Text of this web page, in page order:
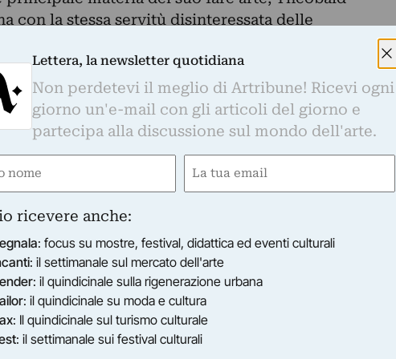
con la stessa servitù disinteressata delle
sia in orizzontale che in verticale servono
ritornelli sacri che aiutano la
La cera d'api serve anche fermare il
suoi dipinti a base di ruggine e nelle sculture
con un “desiderio” d'oro che ha
come 01-6-015 (2015) esprimono la
pittorico dei mandala tradizionali, ma
aiuto meditativo nell’immaginare l'universo.
più sottili di ammassi di stelle nello spazio
nello stesso esitante ma ancora caotico. La
si divide in globuli più piccoli, vibra con una
tempo un punto di ingresso e di messa a
questi spazi potrebbero essere riempiti
l’osservatore può arrivare a concepire questi
un microcosmo della galassia.
Lettera, la newsletter quotidiana
Non perdetevi il meglio di Artribune! Ricevi ogni
giorno un'e-mail con gli articoli del giorno e
partecipa alla discussione sul mondo dell'arte.
Email
ricevere anche:
: focus su mostre, festival, didattica ed eventi culturali
: il settimanale sul mercato dell'arte
: il quindicinale sulla rigenerazione urbana
: il quindicinale su moda e cultura
: Il quindicinale sul turismo culturale
: il settimanale sui festival culturali